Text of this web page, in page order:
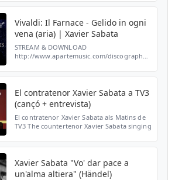
Vivaldi: Il Farnace - Gelido in ogni
vena (aria) | Xavier Sabata
STREAM & DOWNLOAD
http://www.apartemusic.com/discography/
El contratenor Xavier Sabata a TV3
(cançó + entrevista)
El contratenor Xavier Sabata als Matins de
TV3 The countertenor Xavier Sabata singing
Xavier Sabata "Vo' dar pace a
un'alma altiera" (Händel)